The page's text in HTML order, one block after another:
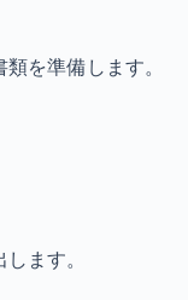
を準備します。
ます。